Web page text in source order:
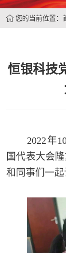
您的当前位置：
恒银科技
2022年
国代表大会
和同事们一起